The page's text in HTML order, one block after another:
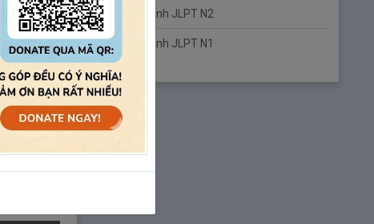
Giáo trình JLPT N2
Giáo trình JLPT N1